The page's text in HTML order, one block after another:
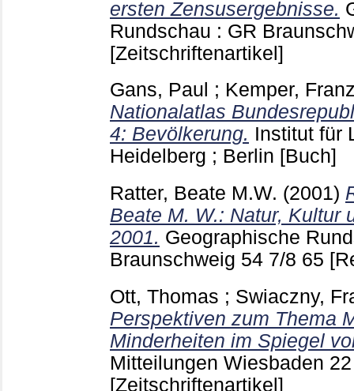
ersten Zensusergebnisse.
Rundschau : GR
[Zeitschriftenartikel]
Gans, Paul ; Kemper,
Nationalatlas
4: Bevölkerung. Institut für
Heidelberg ; Berlin [Buch]
Ratter, Beate M.W. (2001)
Beate M. W.: Natur, Kultur
2001. Geographische
Braunschweig 54 7/8 65
Ott, Thomas ; Swiaczny,
Perspektiven zum Thema
Minderheiten im Spiegel
Mitteilungen Wiesbaden
[Zeitschriftenartikel]